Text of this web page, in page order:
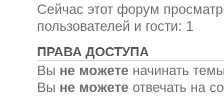
Сейчас этот форум
пользователей и гости: 1
ПРАВА ДОСТУПА
Вы не можете начинать
Вы не можете отвечать на